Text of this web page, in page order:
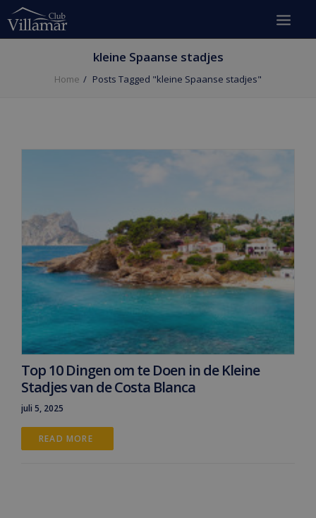
kleine Spaanse stadjes
Home Posts Tagged "kleine Spaanse stadjes"
Top 10 Dingen om te Doen in de Kleine
Stadjes van de Costa Blanca
juli 5, 2025
READ MORE